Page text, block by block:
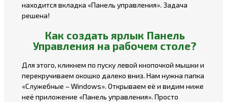
находится вкладка «Панель управления». Задача
решена!
Как создать ярлык Панель
Управления на рабочем столе?
Для этого, кликнем по пуску левой кнопочкой мышки и
перекручиваем окошко далеко вниз. Нам нужна папка
«Служебные – Windows». Открываем её и видим ниже
неё приложение «Панель управления». Просто